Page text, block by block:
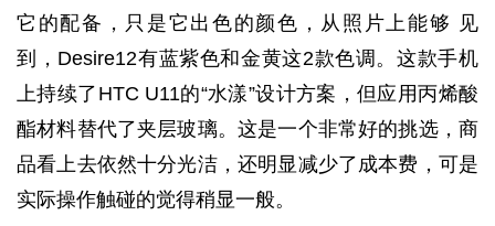
它的配备，只是它出色的颜色，从照片上能够 见
到，Desire12有蓝紫色和金黄这2款色调。这款手机
上持续了HTC U11的“水漾”设计方案，但应用丙烯酸
酯材料替代了夹层玻璃。这是一个非常好的挑选，商
品看上去依然十分光洁，还明显减少了成本费，可是
实际操作触碰的觉得稍显一般。